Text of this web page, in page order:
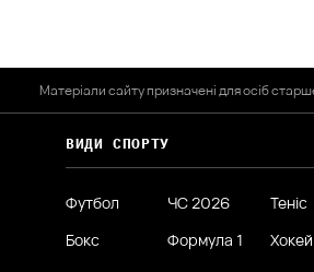
Матеріали сайту призначені для осіб
ВИДИ СПОРТУ
Футбол ЧС 2026
Теніс
Бокс
Формула 1
Хокей